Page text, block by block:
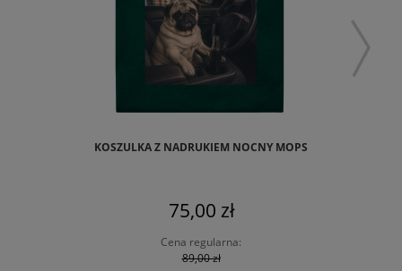
KOSZULKA Z NADRUKIEM NOCNY MOPS
75,00 zł
Cena regularna:
89,00 zł